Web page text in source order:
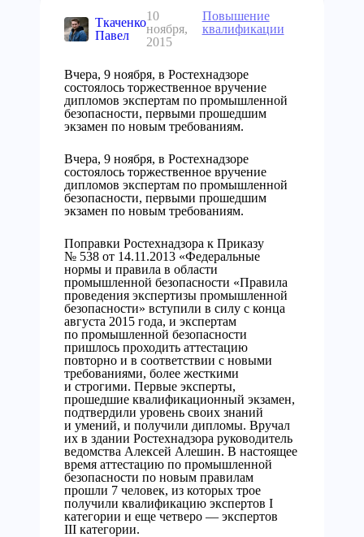
Ткаченко
Павел
10
ноября,
2015
Повышение
квалификации
Вчера, 9 ноября, в Ростехнадзоре
состоялось торжественное вручение
дипломов экспертам по промышленной
безопасности, первыми прошедшим
экзамен по новым требованиям.
Вчера, 9 ноября, в Ростехнадзоре
состоялось торжественное вручение
дипломов экспертам по промышленной
безопасности, первыми прошедшим
экзамен по новым требованиям.
Поправки Ростехнадзора к Приказу
№ 538 от 14.11.2013 «Федеральные
нормы и правила в области
промышленной безопасности «Правила
проведения экспертизы промышленной
безопасности» вступили в силу с конца
августа 2015 года, и экспертам
по промышленной безопасности
пришлось проходить аттестацию
повторно и в соответствии с новыми
требованиями, более жесткими
и строгими. Первые эксперты,
прошедшие квалификационный экзамен,
подтвердили уровень своих знаний
и умений, и получили дипломы. Вручал
их в здании Ростехнадзора руководитель
ведомства Алексей Алешин. В настоящее
время аттестацию по промышленной
безопасности по новым правилам
прошли 7 человек, из которых трое
получили квалификацию экспертов I
категории и еще четверо — экспертов
III категории.